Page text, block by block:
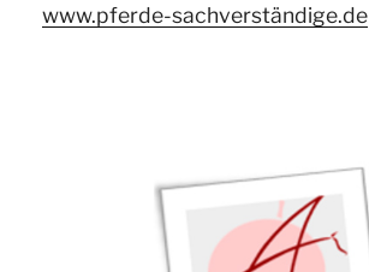
www.pferde-sachverständige.de